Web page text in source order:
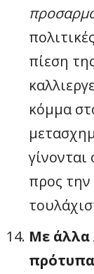
πίεση
κόμμα
προς την
Με άλλα